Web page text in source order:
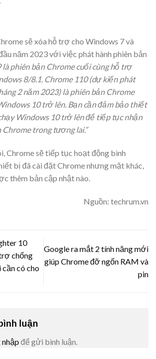
sẽ xóa hỗ trợ cho Windows 7 và
năm 2023 với việc phát hành phiên bản
là phiên bản Chrome cuối cùng hỗ trợ
8/8.1. Chrome 110 (dự kiến phát
2 năm 2023) là phiên bản Chrome
10 trở lên. Bạn cần đảm bảo thiết
Windows 10 trở lên để tiếp tục nhận
Chrome trong tương lai.”
Chrome sẽ tiếp tục hoạt động bình
bị đã cài đặt Chrome nhưng mặt khác,
thêm bản cập nhật nào.
Nguồn: techrum.vn
10
chống
cần có cho
Google ra mắt 2 tính năng mới
giúp Chrome đỡ ngốn RAM và
pin
luận
để gửi bình luận.